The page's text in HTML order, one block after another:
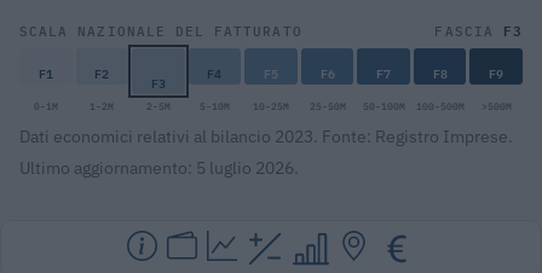
SCALA NAZIONALE DEL FATTURATO FASCIA F3
F1 F2 F3 F4 F5 F6 F7 F8 F9
0-1M 1-2M 2-5M 5-10M 10-25M 25-50M 50-100M 100-500M >500M
Dati economici relativi al bilancio 2023. Fonte: Registro Imprese.
Ultimo aggiornamento: 5 luglio 2026.